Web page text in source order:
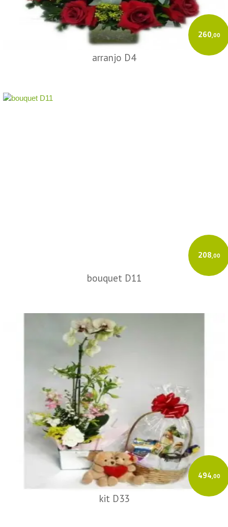
260,00
arranjo D4
208,00
bouquet D11
494,00
kit D33